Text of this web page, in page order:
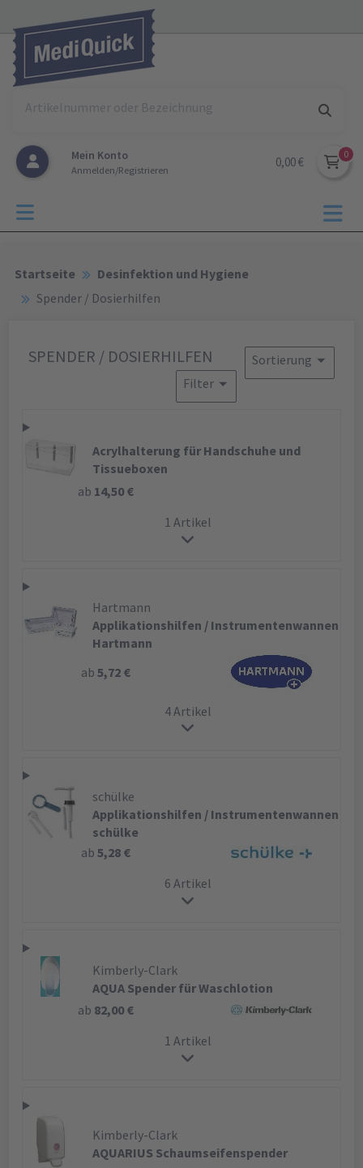
Mein Konto
Anmelden/Registrieren
0,00 €
Startseite
Desinfektion und Hygiene
Spender / Dosierhilfen
SPENDER / DOSIERHILFEN
Sortierung
Filter
Acrylhalterung für Handschuhe und
Tissueboxen
ab 14,50 €
1 Artikel
Hartmann
Applikationshilfen / Instrumentenwannen
Hartmann
ab 5,72 €
4 Artikel
schülke
Applikationshilfen / Instrumentenwannen
schülke
ab 5,28 €
6 Artikel
Kimberly-Clark
AQUA Spender für Waschlotion
ab 82,00 €
1 Artikel
Kimberly-Clark
AQUARIUS Schaumseifenspender